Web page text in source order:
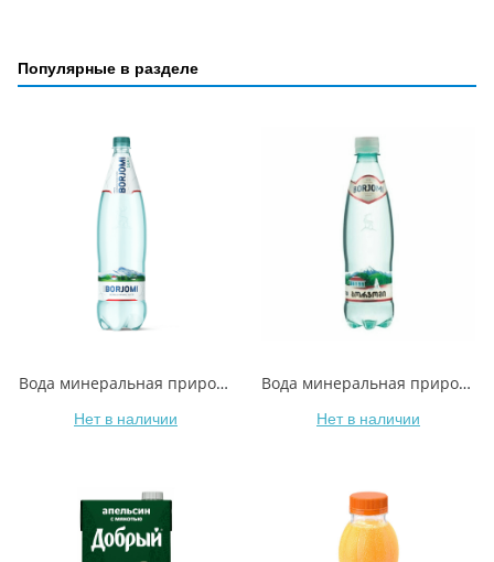
Популярные в разделе
Вода минеральная природная Borjomi газированная 1,25 л
Нет в наличии
Вода минеральная природная Borjomi газированная 0,5 л
Нет в наличии